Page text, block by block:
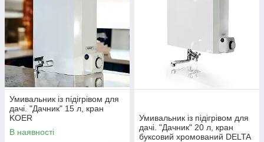
Умивальник із підігрівом для
дачі. "Дачник" 15 л, кран
KOER
В наявності
Умивальник із підігрівом для
дачі. "Дачник" 20 л, кран
буксовий хромований DELTA